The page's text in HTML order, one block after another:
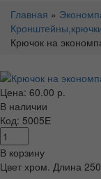
Главная »
Крючок на
Цена: 60.00 р.
В наличии
Код: 5005Е
В корзину
Цвет хром. Длина